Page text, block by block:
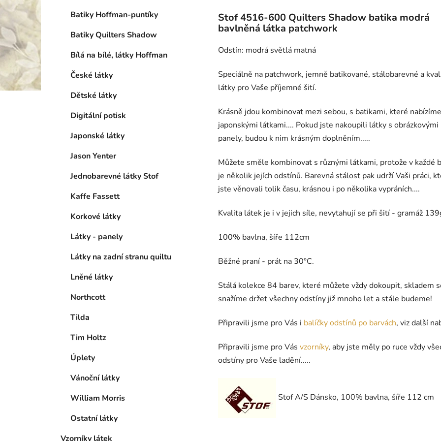
Batiky Hoffman-puntíky
Batiky Quilters Shadow
Bílá na bílé, látky Hoffman
České látky
Dětské látky
Digitální potisk
Japonské látky
Jason Yenter
Jednobarevné látky Stof
Kaffe Fassett
Korkové látky
Látky - panely
Látky na zadní stranu quiltu
Lněné látky
Northcott
Tilda
Tim Holtz
Úplety
Vánoční látky
William Morris
Ostatní látky
Vzorníky látek
Stof 4516-600 Quilters Shadow batika modrá
bavlněná látka patchwork
Odstín: modrá světlá matná
Speciálně na patchwork, jemně batikované, stálobarevné a
látky pro Vaše příjemné šití.
Krásně jdou kombinovat mezi sebou, s batikami, které
japonskými látkami.... Pokud jste nakoupili látky s obrázkovými
panely, budou k nim krásným doplněním.....
Můžete směle kombinovat s různými látkami, protože v každé
je několik jejích odstínů. Barevná stálost pak udrží Vaši práci,
jste věnovali tolik času, krásnou i po několika vypráních....
Kvalita látek je i v jejich síle, nevytahují se při šití - gramáž
100% bavlna, šíře 112cm
Běžné praní - prát na 30°C.
Stálá kolekce 84 barev, které můžete vždy dokoupit, skladem
snažíme držet všechny odstíny již mnoho let a stále budeme!
Připravili jsme pro Vás i balíčky odstínů po barvách, viz další
Připravili jsme pro Vás vzorníky, aby jste měly po ruce vždy
odstíny pro Vaše ladění.....
Stof A/S Dánsko, 100% bavlna, šíře 112 cm